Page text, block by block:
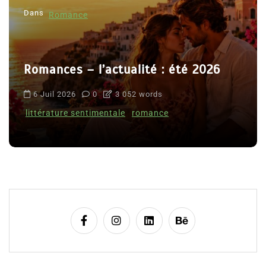
Dans Romance
Romances – l’actualité : été 2026
6 Juil 2026 0 3 052 words
littérature sentimentale romance